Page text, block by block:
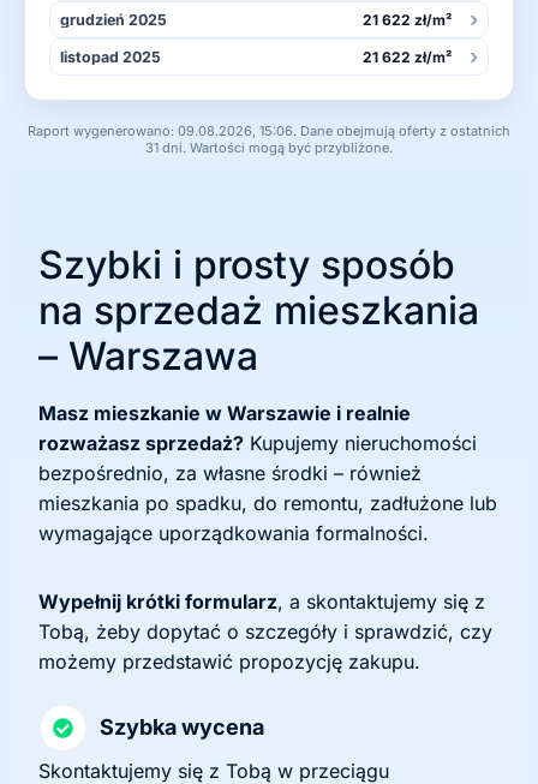
grudzień 2025 21 622 zł/m² ›
listopad 2025 21 622 zł/m² ›
Raport wygenerowano: 09.08.2026, 15:06. Dane obejmują oferty z ostatnich
31 dni. Wartości mogą być przybliżone.
Szybki i prosty sposób
na sprzedaż mieszkania
– Warszawa
Masz mieszkanie w Warszawie i realnie
rozważasz sprzedaż? Kupujemy nieruchomości
bezpośrednio, za własne środki – również
mieszkania po spadku, do remontu, zadłużone lub
wymagające uporządkowania formalności.
Wypełnij krótki formularz, a skontaktujemy się z
Tobą, żeby dopytać o szczegóły i sprawdzić, czy
możemy przedstawić propozycję zakupu.
Szybka wycena
Skontaktujemy się z Tobą w przeciągu